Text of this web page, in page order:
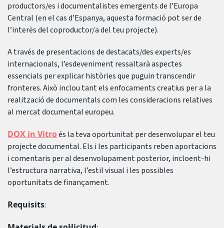
productors/es i documentalistes emergents de l’Europa
Central (en el cas d’Espanya, aquesta formació pot ser de
l’interès del coproductor/a del teu projecte).
A través de presentacions de destacats/des experts/es
internacionals, l’esdeveniment ressaltarà aspectes
essencials per explicar històries que puguin transcendir
fronteres. Això inclou tant els enfocaments creatius per a la
realització de documentals com les consideracions relatives
al mercat documental europeu.
DOX in Vitroés la teva oportunitat per desenvolupar el teu
projecte documental. Els i les participants reben aportacions
i comentaris per al desenvolupament posterior, incloent-hi
l’estructura narrativa, l’estil visual i les possibles
oportunitats de finançament.
Requisits: